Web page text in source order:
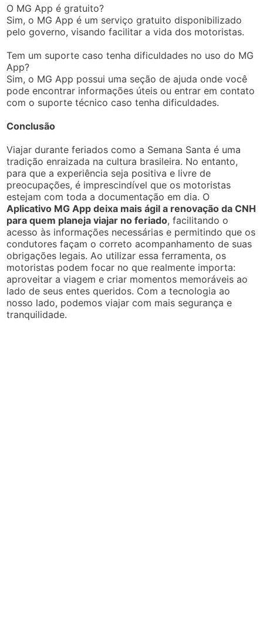
O MG App é gratuito?
Sim, o MG App é um serviço gratuito disponibilizado
pelo governo, visando facilitar a vida dos motoristas.
Tem um suporte caso tenha dificuldades no uso do MG
App?
Sim, o MG App possui uma seção de ajuda onde você
pode encontrar informações úteis ou entrar em contato
com o suporte técnico caso tenha dificuldades.
Conclusão
Viajar durante feriados como a Semana Santa é uma
tradição enraizada na cultura brasileira. No entanto,
para que a experiência seja positiva e livre de
preocupações, é imprescindível que os motoristas
estejam com toda a documentação em dia. O
Aplicativo MG App deixa mais ágil a renovação da CNH
para quem planeja viajar no feriado, facilitando o
acesso às informações necessárias e permitindo que os
condutores façam o correto acompanhamento de suas
obrigações legais. Ao utilizar essa ferramenta, os
motoristas podem focar no que realmente importa:
aproveitar a viagem e criar momentos memoráveis ao
lado de seus entes queridos. Com a tecnologia ao
nosso lado, podemos viajar com mais segurança e
tranquilidade.